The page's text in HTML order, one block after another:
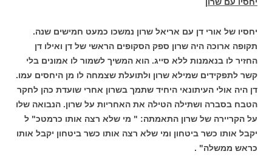
יחסיו של אורי דן עם אריאל שרון נמשכו כמעט חמישים שנה.
תקופה ארוכה היה שרון ספק הסקופים הראשי של דן ואילו דן
החזיר לו בנאמנות ללא סייג. הוא המשיך לשמור לו אמונים בלי
קשר לתפקידים שמילא שרון ולתועלת שצמחה לו מן היחסים עמו.
דן היה אולי העיתונאי היחיד שתמך בשרון אחרי שועדת כהן לחקר
הטבח בסברה ושתילה הטילה את האחריות על שרון. הנבואה שלו
על הקריירה של שרון התאמתה: " מי שלא רצה אותו כרמטכ" ל
יקבל אותו כשר ביטחון ומי שלא רצה אותו כשר ביטחון יקבל אותו
כראש ממשלה" .